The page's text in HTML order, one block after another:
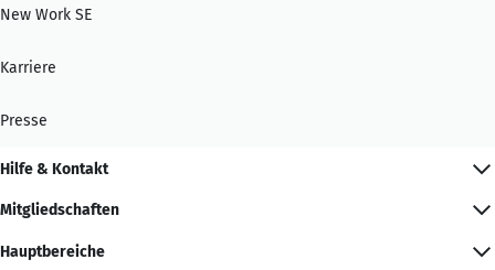
New Work SE
Karriere
Presse
Hilfe & Kontakt
Mitgliedschaften
Hauptbereiche